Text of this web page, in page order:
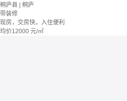
桐庐县 | 桐庐
带装修
现房，交房快，入住便利
均价12000 元/㎡